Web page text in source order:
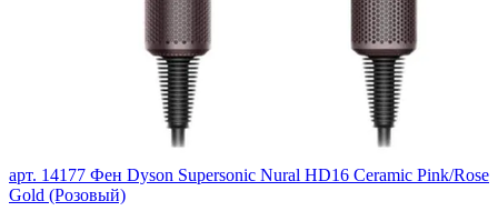
арт. 14177 Фен Dyson Supersonic Nural HD16 Ceramic Pink/Rose
Gold (Розовый)